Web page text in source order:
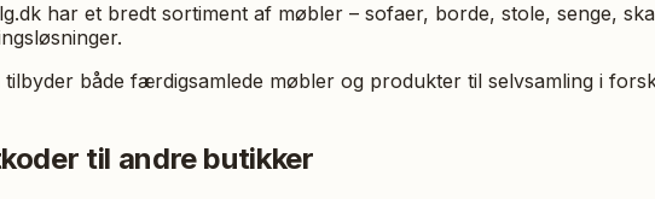
har et bredt sortiment af møbler – sofaer, borde, stole, senge,
tilbyder både færdigsamlede møbler og produkter til selvsamling i
til andre butikker